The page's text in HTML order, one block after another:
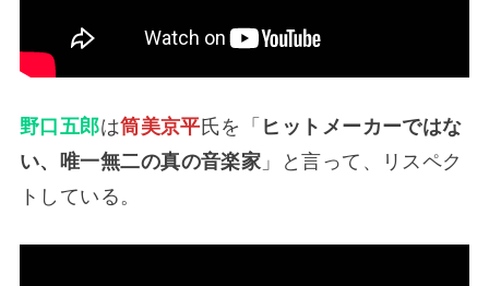
野口五郎は筒美京平氏を「 ヒットメーカーではな
い、唯一無二の真の音楽家 」と言って、リスペク
トしている。